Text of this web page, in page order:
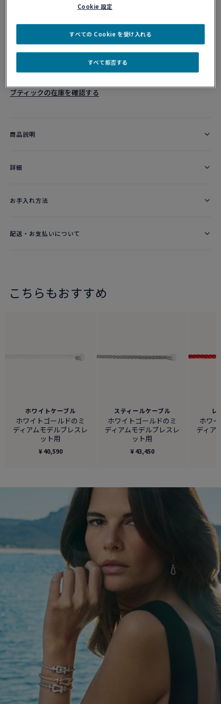
カスタマイズ
ショッピングバッグに追加
ブティックの在庫を確認する​
商品説明
詳細​
お手入れ方法
配送・お支払いについて
こちらもおすすめ
ホワイトケーブル
ホワイトゴールドのミ
ディアムモデルブレスレ
ット用
¥ 40,590
スティールケーブル
ホワイトゴールドのミ
ディアムモデルブレスレ
ット用
¥ 43,450
レ
ホワ
ディア
Cookie 設定
すべて拒否する
すべての Cookie を受け入れる